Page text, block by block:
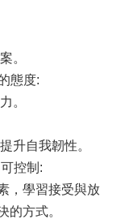
。
態度:
。
升自我韌性。
控制:
，學習接受與放
的方式。